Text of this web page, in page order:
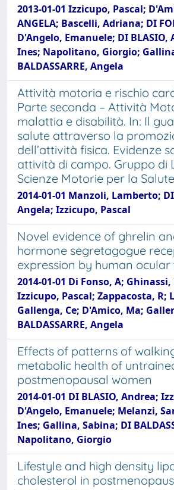
2013-01-01 Izzicupo, Pascal;
ANGELA; Bascelli, Adriana; DI
D'Angelo, Emanuele; DI BLASIO,
Ines; Napolitano, Giorgio;
BALDASSARRE, Angela
Attività motoria e rischio
Parte seconda – Attività
malattia e disabilità. In: Il
salute attraverso la
dell’attività fisica. Evidenze
attività di campo. Gruppo di
Scienze Motorie per la
2014-01-01 Manzoli, Lamberto; DI
Angela; Izzicupo, Pascal
Novel evidence of ghrelin
hormone segretagogue
expression by human ocular
2014-01-01 Di Fonso, A;
Izzicupo, Pascal; Zappacosta, R;
Gallenga, Ce; D'Amico, Ma;
BALDASSARRE, Angela
Effects of patterns of
metabolic health of
postmenopausal women
2014-01-01 DI BLASIO, Andrea;
D'Angelo, Emanuele; Melanzi,
Ines; Gallina, Sabina; DI
Napolitano, Giorgio
Lifestyle and high density
cholesterol in